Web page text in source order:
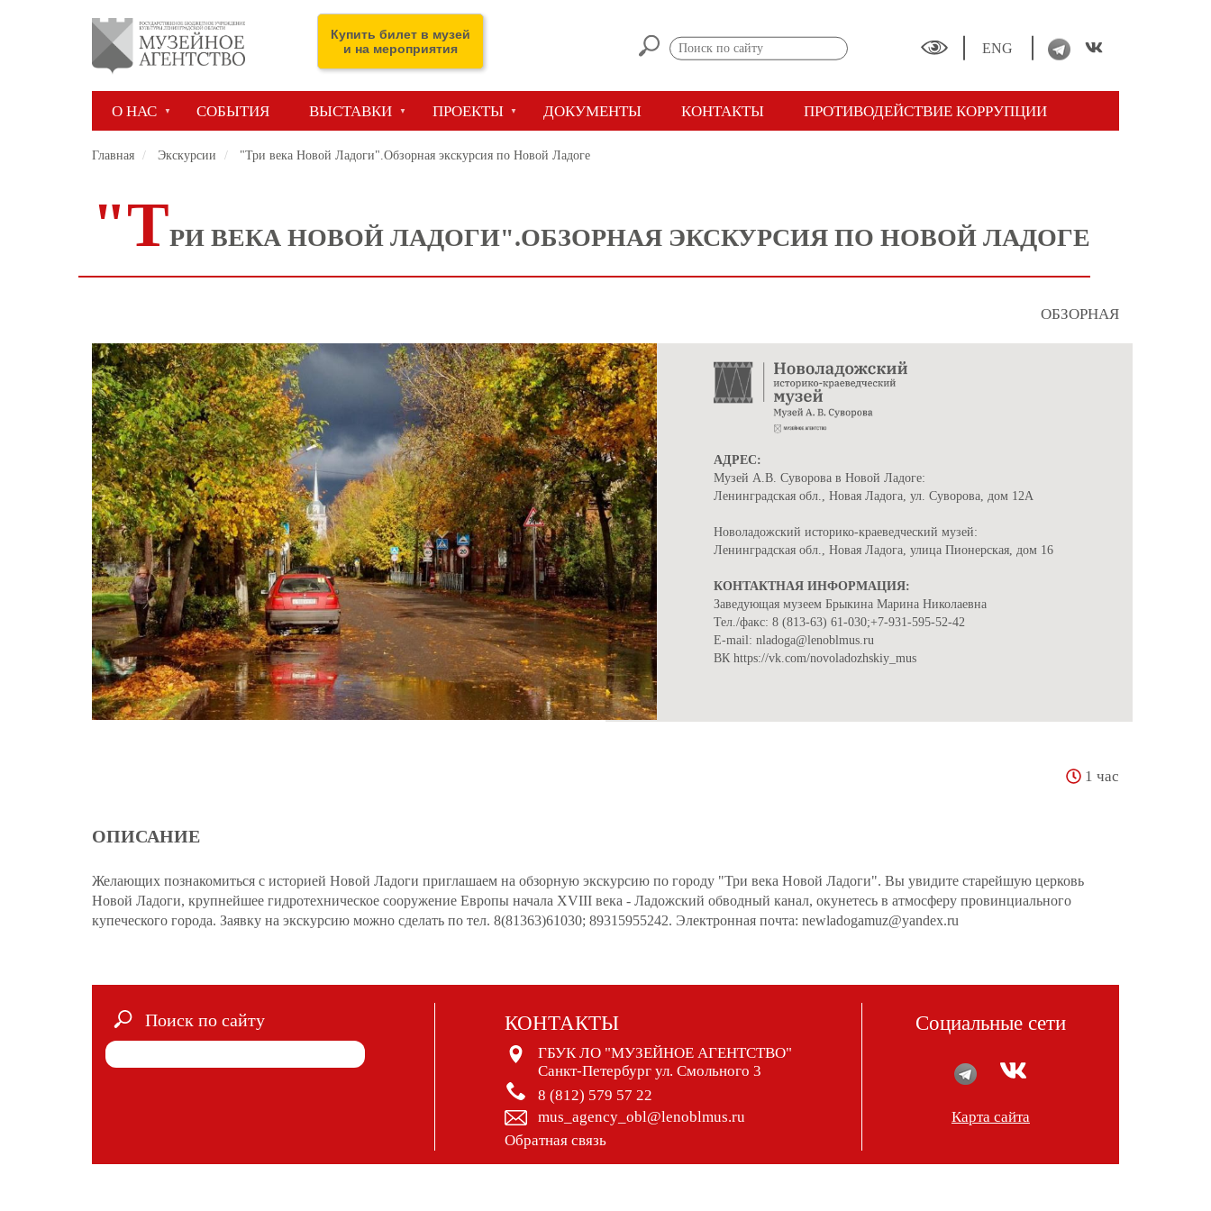
ENG
Купить билет в музей
и на мероприятия
О НАС СОБЫТИЯ ВЫСТАВКИ ПРОЕКТЫ ДОКУМЕНТЫ КОНТАКТЫ ПРОТИВОДЕЙСТВИЕ КОРРУПЦИИ
Главная Экскурсии "Три века Новой Ладоги".Обзорная экскурсия по Новой Ладоге
"ТРИ ВЕКА НОВОЙ ЛАДОГИ".ОБЗОРНАЯ ЭКСКУРСИЯ ПО НОВОЙ ЛАДОГЕ
ОБЗОРНАЯ
АДРЕС:
Музей А.В. Суворова в Новой Ладоге:
Ленинградская обл., Новая Ладога, ул. Суворова, дом 12А
Новоладожский историко-краеведческий музей:
Ленинградская обл., Новая Ладога, улица Пионерская, дом 16
КОНТАКТНАЯ ИНФОРМАЦИЯ:
Заведующая музеем Брыкина Марина Николаевна
Тел./факс: 8 (813-63) 61-030;+7-931-595-52-42
Е-mail: nladoga@lenoblmus.ru
ВК https://vk.com/novoladozhskiy_mus
1 час
ОПИСАНИЕ
Желающих познакомиться с историей Новой Ладоги приглашаем на обзорную экскурсию по городу "Три века Новой Ладоги". Вы увидите старейшую церковь
Новой Ладоги, крупнейшее гидротехническое сооружение Европы начала XVIII века - Ладожский обводный канал, окунетесь в атмосферу провинциального
купеческого города. Заявку на экскурсию можно сделать по тел. 8(81363)61030; 89315955242. Электронная почта: newladogamuz@yandex.ru
Поиск по сайту КОНТАКТЫ
ГБУК ЛО "МУЗЕЙНОЕ АГЕНТСТВО"
Санкт-Петербург ул. Смольного 3
8 (812) 579 57 22
mus_agency_obl@lenoblmus.ru
Обратная связь
Социальные сети
Карта сайта